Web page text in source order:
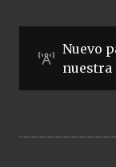
Nuevo
nuestra